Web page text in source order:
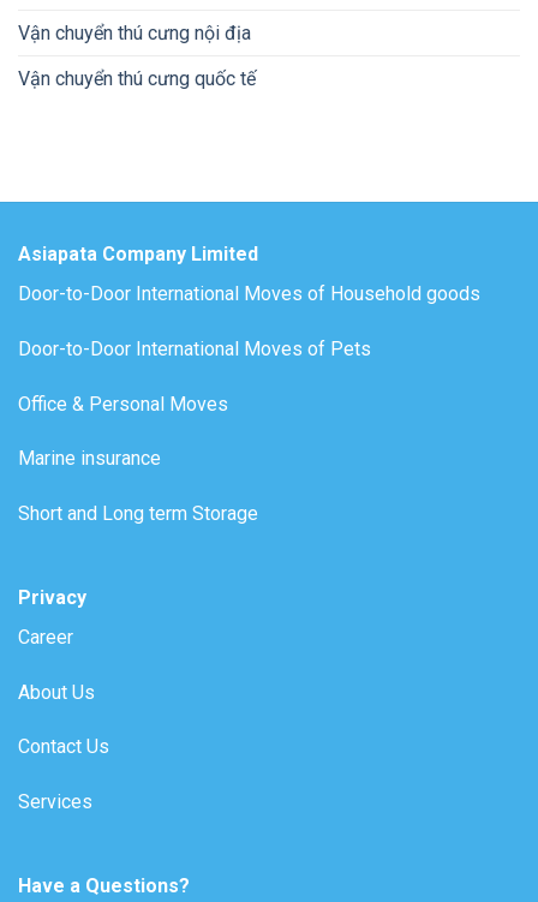
Vận chuyển thú cưng nội địa
Vận chuyển thú cưng quốc tế
Asiapata Company Limited
Door-to-Door International Moves of Household goods
Door-to-Door International Moves of Pets
Office & Personal Moves
Marine insurance
Short and Long term Storage
Privacy
Career
About Us
Contact Us
Services
Have a Questions?